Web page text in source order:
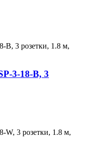
3-18-B, 3